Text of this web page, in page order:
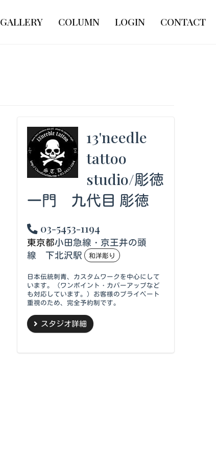
GALLERY COLUMN LOGIN CONTACT
13'needle
tattoo
studio/彫徳
一門 九代目 彫徳
03-5453-1194
東京都小田急線・京王井の頭
線 下北沢駅 和洋彫り
日本伝統刺青、カスタムワークを中心にして
います。（ワンポイント・カバーアップなど
も対応しています。）お客様のプライベート
重視のため、完全予約制です。
スタジオ詳細